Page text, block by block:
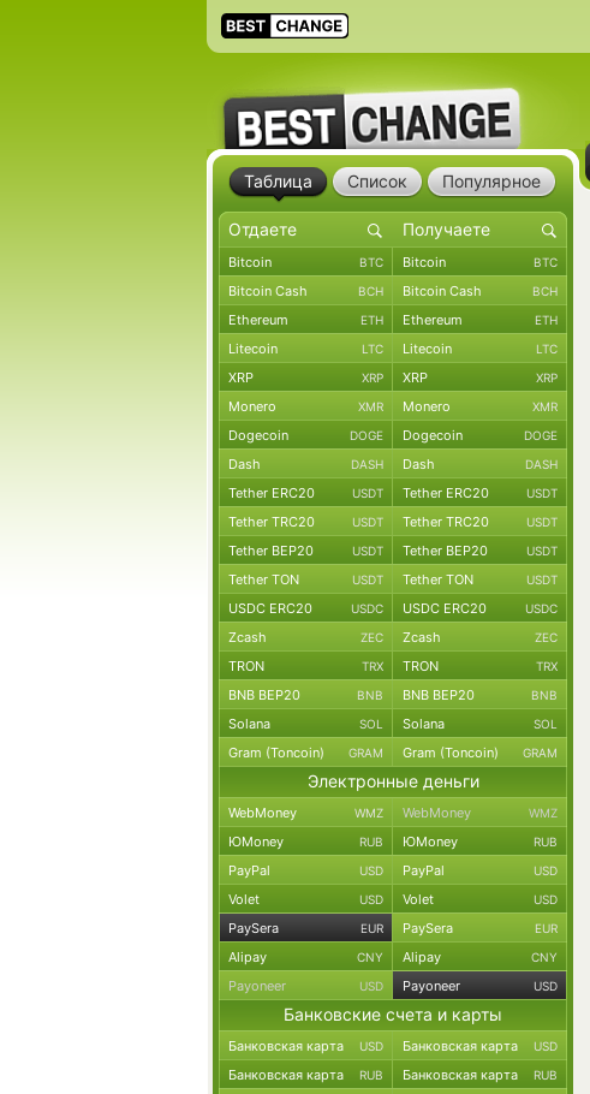
Таблица Список Популярное
Bitcoin BTC Bitcoin BTC
Bitcoin Cash BCH Bitcoin Cash BCH
Ethereum ETH Ethereum ETH
Litecoin LTC Litecoin LTC
XRP XRP XRP XRP
Monero XMR Monero XMR
Dogecoin DOGE Dogecoin DOGE
Dash DASH Dash DASH
Tether ERC20 USDT Tether ERC20 USDT
Tether TRC20 USDT Tether TRC20 USDT
Tether BEP20 USDT Tether BEP20 USDT
Tether TON USDT Tether TON USDT
USDC ERC20 USDC USDC ERC20 USDC
Zcash ZEC Zcash ZEC
TRON TRX TRON TRX
BNB BEP20 BNB BNB BEP20 BNB
Solana SOL Solana SOL
Gram (Toncoin) GRAM Gram (Toncoin) GRAM
Электронные деньги
WebMoney WMZ WebMoney WMZ
ЮMoney RUB ЮMoney RUB
PayPal USD PayPal USD
Volet USD Volet USD
PaySera EUR PaySera EUR
Alipay CNY Alipay CNY
Payoneer USD Payoneer USD
Банковские счета и карты
Банковская карта USD Банковская карта USD
Банковская карта RUB Банковская карта RUB